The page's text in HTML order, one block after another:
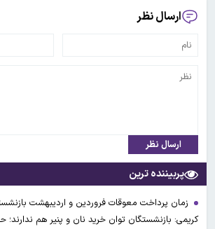
ارسال نظر
ارسال نظر
پربیننده ترین
زمان پرداخت معوقات فروردین و اردیبهشت